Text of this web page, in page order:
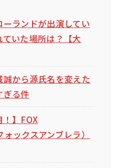
ーランドが出演してい
いた場所は？【大
から源氏名を変えた
ぎる件
！】FOX
ックスアンブレラ）